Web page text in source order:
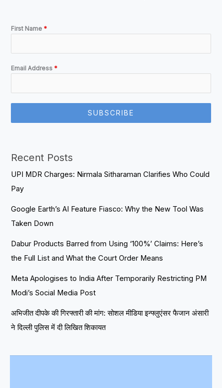
First Name *
Email Address *
SUBSCRIBE
Recent Posts
UPI MDR Charges: Nirmala Sitharaman Clarifies Who Could
Pay
Google Earth’s AI Feature Fiasco: Why the New Tool Was
Taken Down
Dabur Products Barred from Using ‘100%’ Claims: Here’s
the Full List and What the Court Order Means
Meta Apologises to India After Temporarily Restricting PM
Modi’s Social Media Post
अभिजीत दीपके की गिरफ्तारी की मांग: सोशल मीडिया इन्फ्लुएंसर फैजान अंसारी
ने दिल्ली पुलिस में दी लिखित शिकायत